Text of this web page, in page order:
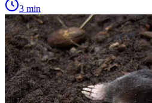
3 min